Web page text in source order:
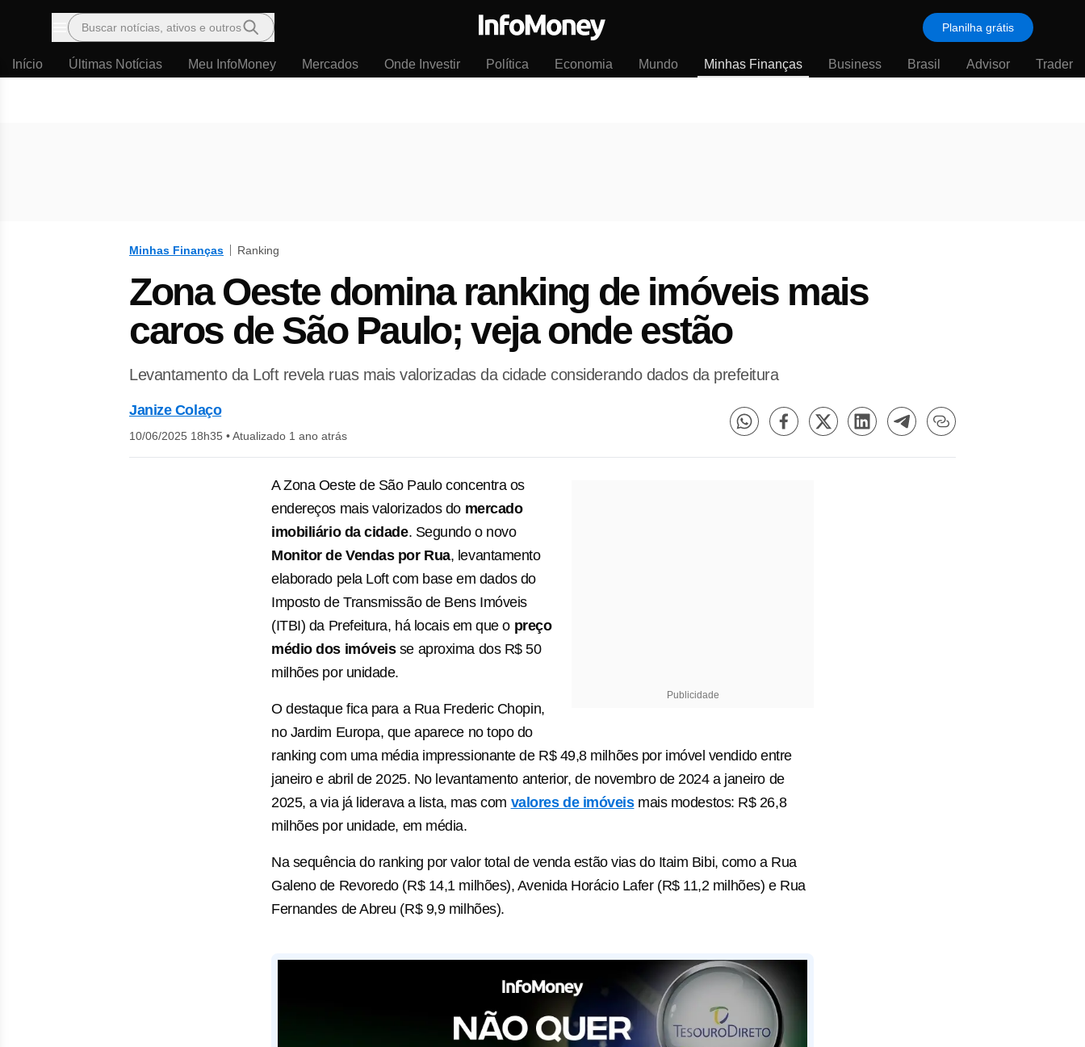
Menu
Buscar notícias, ativos e outros Planilha grátis
Início Últimas Notícias Meu InfoMoney Mercados Onde Investir Política Economia Mundo Minhas Finanças Business Brasil Advisor Trader
Minhas Finanças Ranking
Zona Oeste domina ranking de imóveis mais
caros de São Paulo; veja onde estão
Levantamento da Loft revela ruas mais valorizadas da cidade considerando dados da prefeitura
Janize Colaço
10/06/2025 18h35 •Atualizado 1 ano atrás
Publicidade
A Zona Oeste de São Paulo concentra os
endereços mais valorizados do mercado
imobiliário da cidade. Segundo o novo
Monitor de Vendas por Rua, levantamento
elaborado pela Loft com base em dados do
Imposto de Transmissão de Bens Imóveis
(ITBI) da Prefeitura, há locais em que o preço
médio dos imóveisse aproxima dos R$ 50
milhões por unidade.
O destaque fica para a Rua Frederic Chopin,
no Jardim Europa, que aparece no topo do
ranking com uma média impressionante de R$ 49,8 milhões por imóvel vendido entre
janeiro e abril de 2025. No levantamento anterior, de novembro de 2024 a janeiro de
2025, a via já liderava a lista, mas com valores de imóveismais modestos: R$ 26,8
milhões por unidade, em média.
Na sequência do ranking por valor total de venda estão vias do Itaim Bibi, como a Rua
Galeno de Revoredo (R$ 14,1 milhões), Avenida Horácio Lafer (R$ 11,2 milhões) e Rua
Fernandes de Abreu (R$ 9,9 milhões).